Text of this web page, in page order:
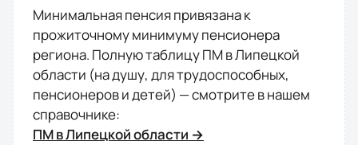
Минимальная пенсия привязана к
прожиточному минимуму пенсионера
региона. Полную таблицу ПМ вЛипецкой
области (на душу, для трудоспособных,
пенсионеров и детей) — смотрите в нашем
справочнике:
ПМ вЛипецкой области →